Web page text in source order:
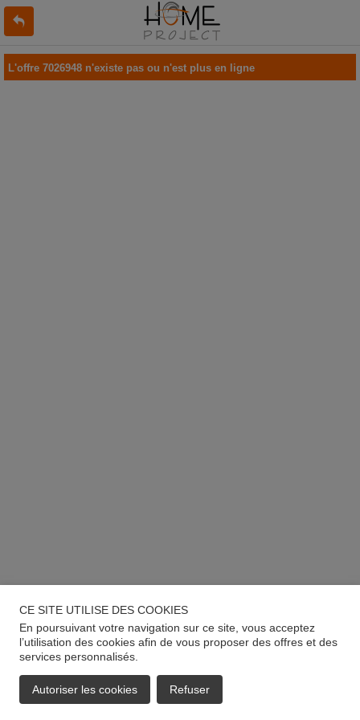
L'offre 7026948 n'existe pas ou n'est plus en ligne
CE SITE UTILISE DES COOKIES
En poursuivant votre navigation sur ce site, vous acceptez
l’utilisation des cookies afin de vous proposer des offres et des
services personnalisés.
Autoriser les cookies Refuser